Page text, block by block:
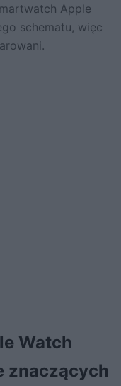
Apple
schematu, więc
Watch
znaczących